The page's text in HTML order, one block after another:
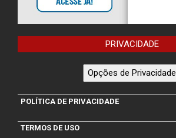
PRIVACIDADE
Opções de Privacidade
POLÍTICA DE PRIVACIDADE
TERMOS DE USO